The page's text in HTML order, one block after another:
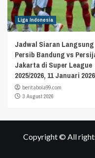
Liga Indonesia
Jadwal Siaran Langsung
Persib Bandung vs
Jakarta di Super League
2025/2026, 11 Januari 2026
beritabola99.com
3 August 2026
Copyright © All